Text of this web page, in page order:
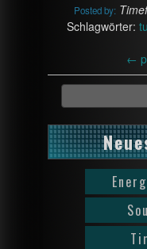
Posted by:
Schlagwörter:
←